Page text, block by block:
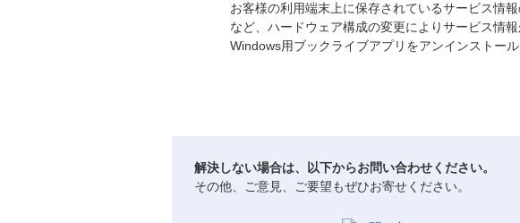
お客様の利用端末上に保存されているサービス情
など、ハードウェア構成の変更によりサービス情
Windows用ブックライブアプリをアンインストー
解決しない場合は、以下からお問い合わせください。
その他、ご意見、ご要望もぜひお寄せください。